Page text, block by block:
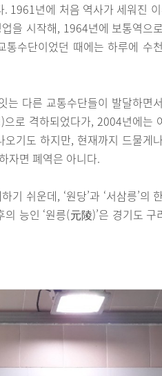
1961년에 처음 역사가 세워진
을 시작해, 1964년에 보통역으
수단이었던 때에는 하루에 수
다른 교통수단들이 발달하면
로 격하되었다가, 2004년에는
오기도 하지만, 현재까지 드물게
자면 폐역은 아니다.
기 쉬운데, ‘원당’과 ‘서삼릉’의
능인 ‘원릉(元陵)’은 경기도 구